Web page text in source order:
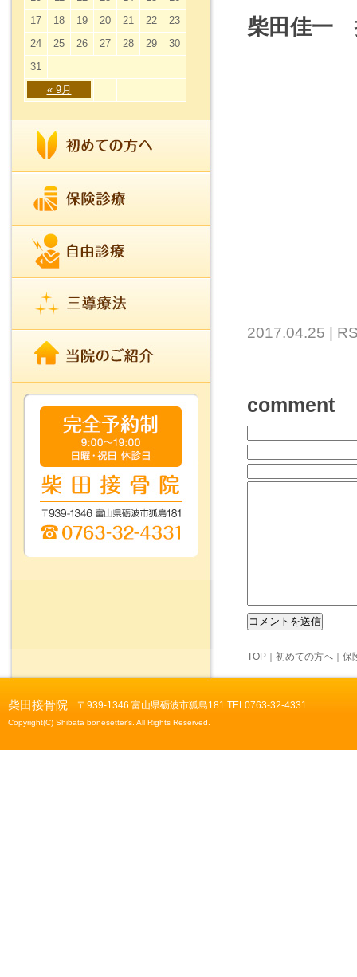
« 9月
17
18 19 20 21 22
23
24
25 26 27 28 29
30
31
柴田佳一
2017.04.25 |
comment
TOP 初めての方へ 保
柴田接骨院 〒939-1346 富山県砺波市狐島181 TEL0763-32-4331
Copyright(C) Shibata bonesetter's. All Rights Reserved.